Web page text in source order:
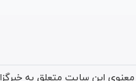
این سایت متعلق به